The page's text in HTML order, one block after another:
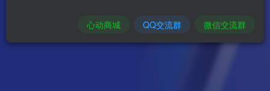
心动商城 QQ交流群 微信交流群